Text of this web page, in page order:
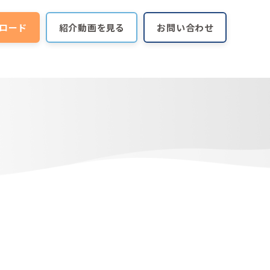
ード 紹介動画を見る お問い合わせ